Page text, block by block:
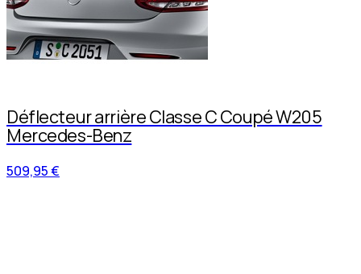
Déflecteur arrière Classe C Coupé W205
Mercedes-Benz
509,95 €